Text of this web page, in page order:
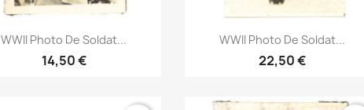
Aperçu rapide
WWII Photo De Soldat...
14,50 €
Aperçu rapide
WWII Photo De Soldat...
22,50 €